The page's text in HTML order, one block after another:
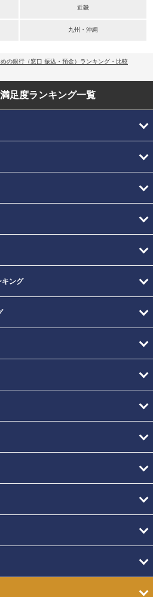
近畿
九州・沖縄
の銀行（窓口 振込・預金）ランキング・比較
足度ランキング一覧
キング